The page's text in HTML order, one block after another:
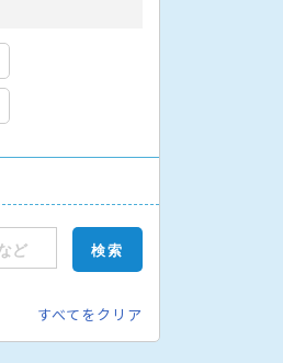
すべてをクリア